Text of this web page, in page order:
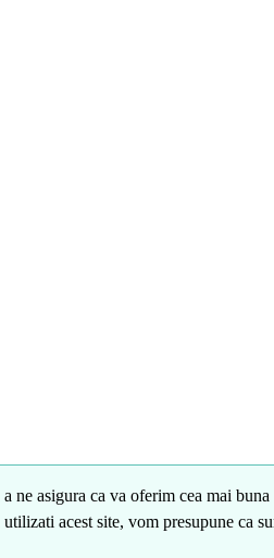
ne asigura ca va oferim cea mai
acest site, vom presupune ca